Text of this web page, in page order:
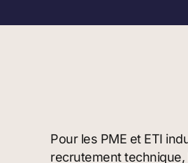
Pour les PME et ETI
recrutement